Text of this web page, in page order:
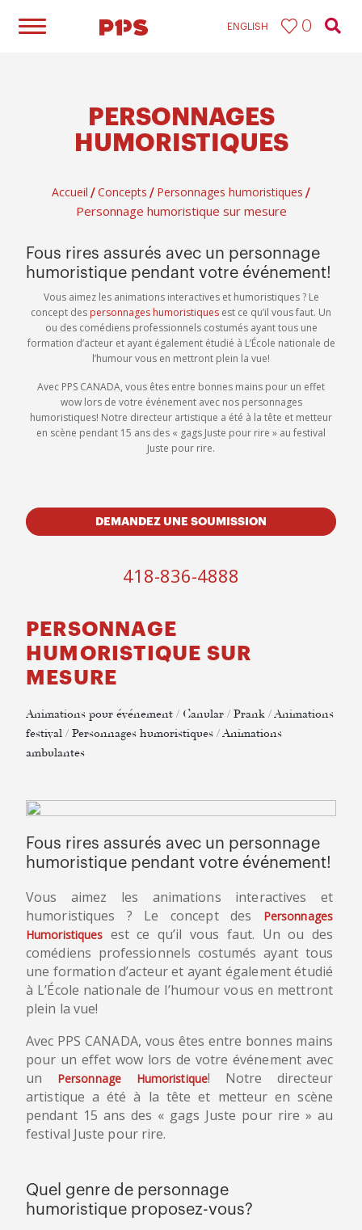
ENGLISH 0
PERSONNAGES
HUMORISTIQUES
Accueil / Concepts / Personnages humoristiques /
Personnage humoristique sur mesure
Fous rires assurés avec un personnage
humoristique pendant votre événement!
Vous aimez les animations interactives et humoristiques ? Le
concept des personnages humoristiques est ce qu’il vous faut. Un
ou des comédiens professionnels costumés ayant tous une
formation d’acteur et ayant également étudié à L’École nationale de
l’humour vous en mettront plein la vue!
Avec PPS CANADA, vous êtes entre bonnes mains pour un effet
wow lors de votre événement avec nos personnages
humoristiques! Notre directeur artistique a été à la tête et metteur
en scène pendant 15 ans des « gags Juste pour rire » au festival
Juste pour rire.
DEMANDEZ UNE SOUMISSION
418-836-4888
PERSONNAGE
HUMORISTIQUE SUR
MESURE
Animations pour événement / Canular / Prank / Animations
festival / Personnages humoristiques / Animations
ambulantes
Fous rires assurés avec un personnage
humoristique pendant votre événement!
Vous aimez les animations interactives et
humoristiques ? Le concept des
Personnages
Humoristiques est ce qu’il vous faut. Un ou des
comédiens professionnels costumés ayant tous
une formation d’acteur et ayant également étudié
à L’École nationale de l’humour vous en mettront
plein la vue!
Avec PPS CANADA, vous êtes entre bonnes mains
pour un effet wow lors de votre événement avec
un
Personnage Humoristique! Notre directeur
artistique a été à la tête et metteur en scène
pendant 15 ans des « gags Juste pour rire » au
festival Juste pour rire.
Quel genre de personnage
humoristique proposez-vous?